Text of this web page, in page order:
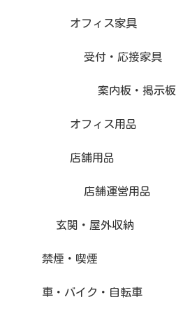
オフィス家具
受付・応接家具
案内板・掲示板
オフィス用品
店舗用品
店舗運営用品
玄関・屋外収納
禁煙・喫煙
車・バイク・自転車